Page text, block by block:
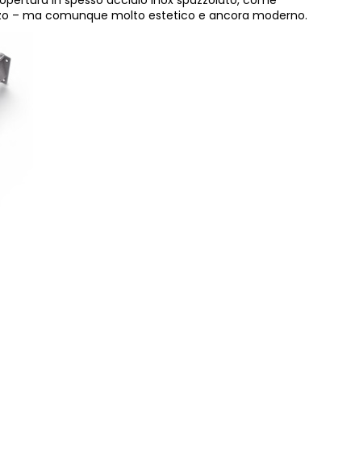
– ma comunque molto estetico e ancora moderno.